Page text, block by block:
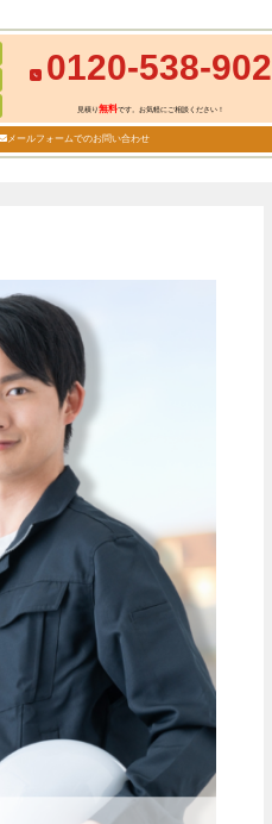
0120-538-902
見積り無料です。お気軽にご相談ください！
メールフォームでのお問い合わせ